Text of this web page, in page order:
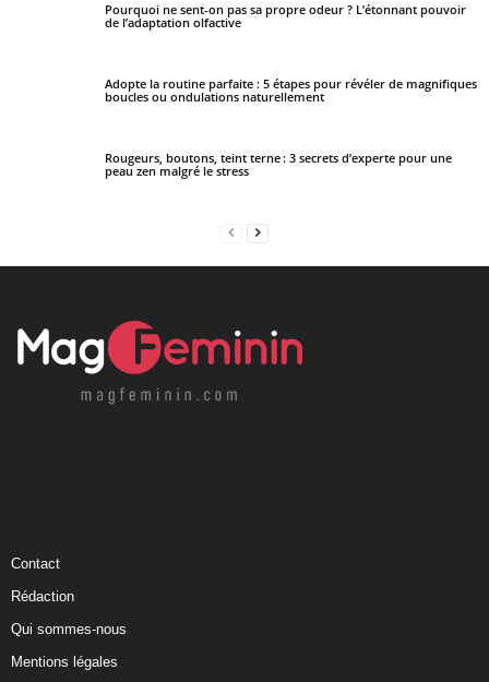
Pourquoi ne sent-on pas sa propre odeur ? L’étonnant pouvoir
de l’adaptation olfactive
Adopte la routine parfaite : 5 étapes pour révéler de magnifiques
boucles ou ondulations naturellement
Rougeurs, boutons, teint terne : 3 secrets d’experte pour une
peau zen malgré le stress
Contact
Rédaction
Qui sommes-nous
Mentions légales